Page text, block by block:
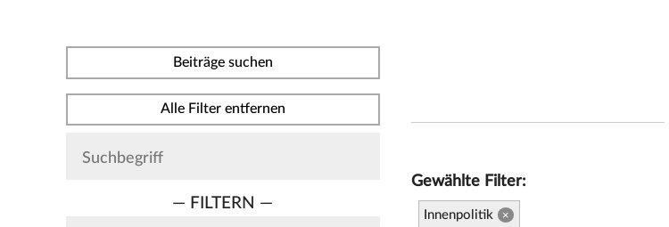
Beiträge suchen
Alle Filter entfernen
— FILTERN —
Gewählte Filter:
Innenpolitik ×